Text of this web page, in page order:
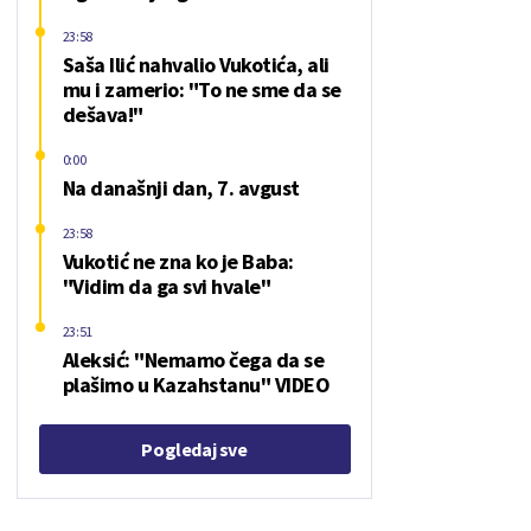
Saša Ilić nahvalio Vukotića, ali
mu i zamerio: "To ne sme da se
dešava!"
23:58
Na današnji dan, 7. avgust
0:00
Vukotić ne zna ko je Baba:
"Vidim da ga svi hvale"
23:58
Aleksić: "Nemamo čega da se
plašimo u Kazahstanu" VIDEO
23:51
Pogledaj sve